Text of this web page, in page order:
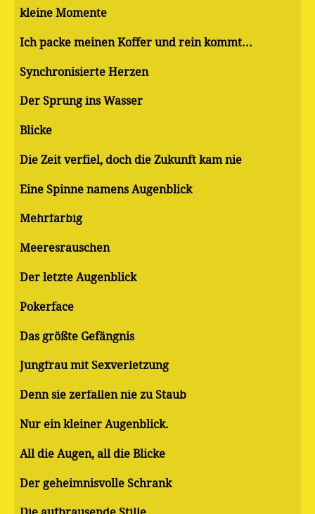
kleine Momente
Ich packe meinen Koffer und rein kommt...
Synchronisierte Herzen
Der Sprung ins Wasser
Blicke
Die Zeit verfiel, doch die Zukunft kam nie
Eine Spinne namens Augenblick
Mehrfarbig
Meeresrauschen
Der letzte Augenblick
Pokerface
Das größte Gefängnis
Jungfrau mit Sexverletzung
Denn sie zerfallen nie zu Staub
Nur ein kleiner Augenblick.
All die Augen, all die Blicke
Der geheimnisvolle Schrank